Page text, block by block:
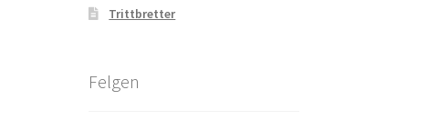
Trittbretter
Felgen